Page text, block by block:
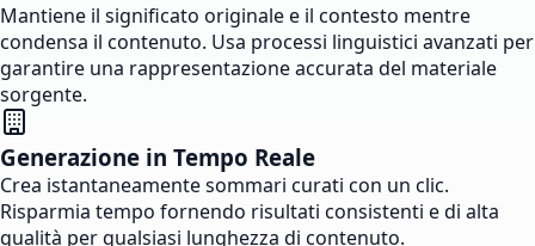
Mantiene il significato originale e il contesto mentre
condensa il contenuto. Usa processi linguistici avanzati per
garantire una rappresentazione accurata del materiale
sorgente.
Generazione in Tempo Reale
Crea istantaneamente sommari curati con un clic.
Risparmia tempo fornendo risultati consistenti e di alta
qualità per qualsiasi lunghezza di contenuto.